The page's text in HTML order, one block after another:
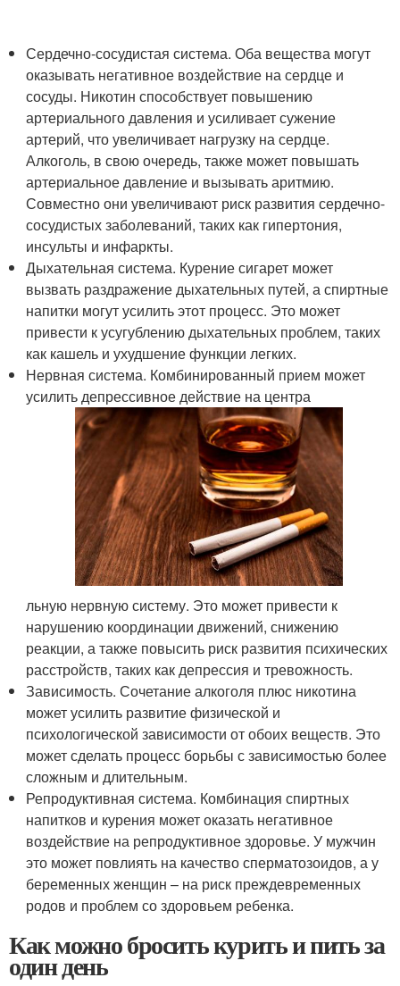
Сердечно-сосудистая система. Оба вещества могут
оказывать негативное воздействие на сердце и
сосуды. Никотин способствует повышению
артериального давления и усиливает сужение
артерий, что увеличивает нагрузку на сердце.
Алкоголь, в свою очередь, также может повышать
артериальное давление и вызывать аритмию.
Совместно они увеличивают риск развития сердечно-
сосудистых заболеваний, таких как гипертония,
инсульты и инфаркты.
Дыхательная система. Курение сигарет может
вызвать раздражение дыхательных путей, а спиртные
напитки могут усилить этот процесс. Это может
привести к усугублению дыхательных проблем, таких
как кашель и ухудшение функции легких.
Нервная система. Комбинированный прием может
усилить депрессивное действие на центра
льную нервную систему. Это может привести к
нарушению координации движений, снижению
реакции, а также повысить риск развития психических
расстройств, таких как депрессия и тревожность.
Зависимость. Сочетание алкоголя плюс никотина
может усилить развитие физической и
психологической зависимости от обоих веществ. Это
может сделать процесс борьбы с зависимостью более
сложным и длительным.
Репродуктивная система. Комбинация спиртных
напитков и курения может оказать негативное
воздействие на репродуктивное здоровье. У мужчин
это может повлиять на качество сперматозоидов, а у
беременных женщин – на риск преждевременных
родов и проблем со здоровьем ребенка.
Как можно бросить курить и пить за
один день